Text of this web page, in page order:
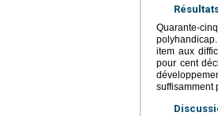
Quarante-
item aux
pour cent
suffisamment